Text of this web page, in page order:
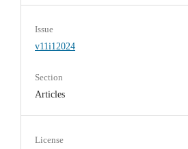
Issue
v11i12024
Section
Articles
License